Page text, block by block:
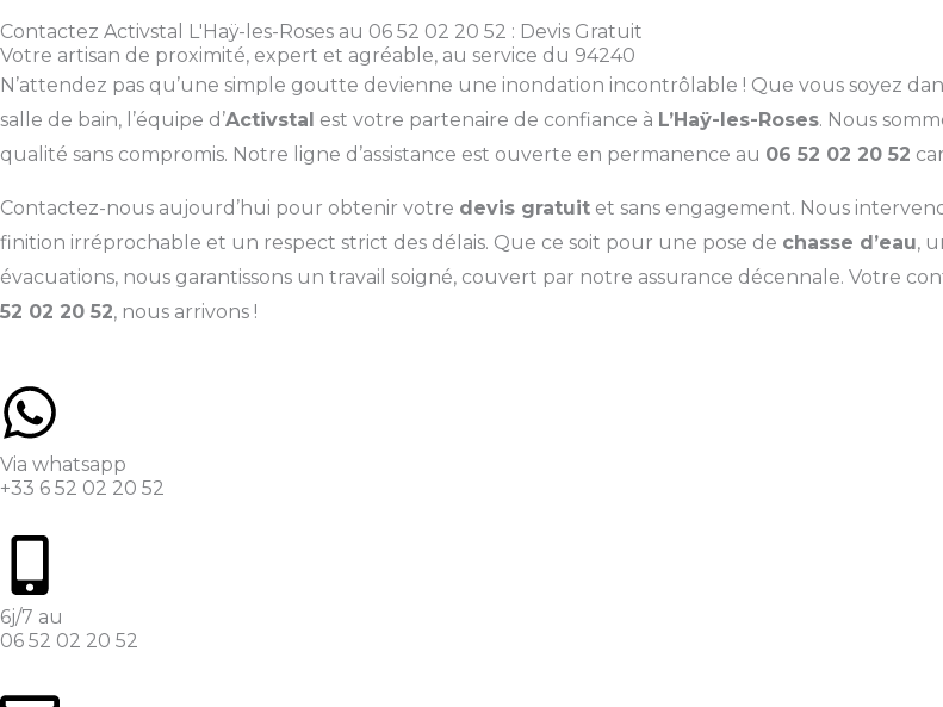
Contactez Activstal L'Haÿ-les-Roses au 06 52 02 20 52 : Devis Gratuit
Votre artisan de proximité, expert et agréable, au service du 94240
N’attendez pas qu’une simple goutte devienne une inondation incontrôlable ! Que vous soyez
salle de bain, l’équipe d’Activstal est votre partenaire de confiance à L’Haÿ-les-Roses. Nous
qualité sans compromis. Notre ligne d’assistance est ouverte en permanence au 06 52 02 20 52
Contactez-nous aujourd’hui pour obtenir votre devis gratuit et sans engagement. Nous
finition irréprochable et un respect strict des délais. Que ce soit pour une pose de chasse d’eau,
évacuations, nous garantissons un travail soigné, couvert par notre assurance décennale. Votre
52 02 20 52, nous arrivons !
Via whatsapp
+33 6 52 02 20 52
6j/7 au
06 52 02 20 52